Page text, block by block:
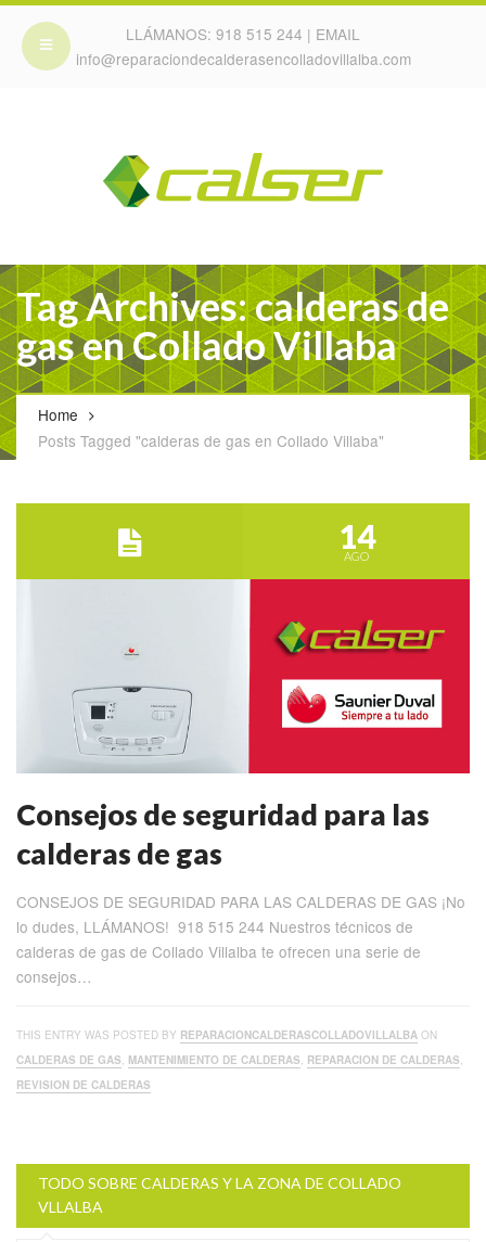
LLÁMANOS: 918 515 244 | EMAIL
info@reparaciondecalderasencolladovillalba.com
Tag Archives: calderas de
gas en Collado Villaba
Home
Posts Tagged "calderas de gas en Collado Villaba"
14
AGO
Consejos de seguridad para las
calderas de gas
CONSEJOS DE SEGURIDAD PARA LAS CALDERAS DE GAS ¡No
lo dudes, LLÁMANOS! 918 515 244 Nuestros técnicos de
calderas de gas de Collado Villalba te ofrecen una serie de
consejos…
THIS ENTRY WAS POSTED BY REPARACIONCALDERASCOLLADOVILLALBA ON
CALDERAS DE GAS, MANTENIMIENTO DE CALDERAS, REPARACION DE CALDERAS,
REVISION DE CALDERAS
TODO SOBRE CALDERAS Y LA ZONA DE COLLADO
VLLALBA